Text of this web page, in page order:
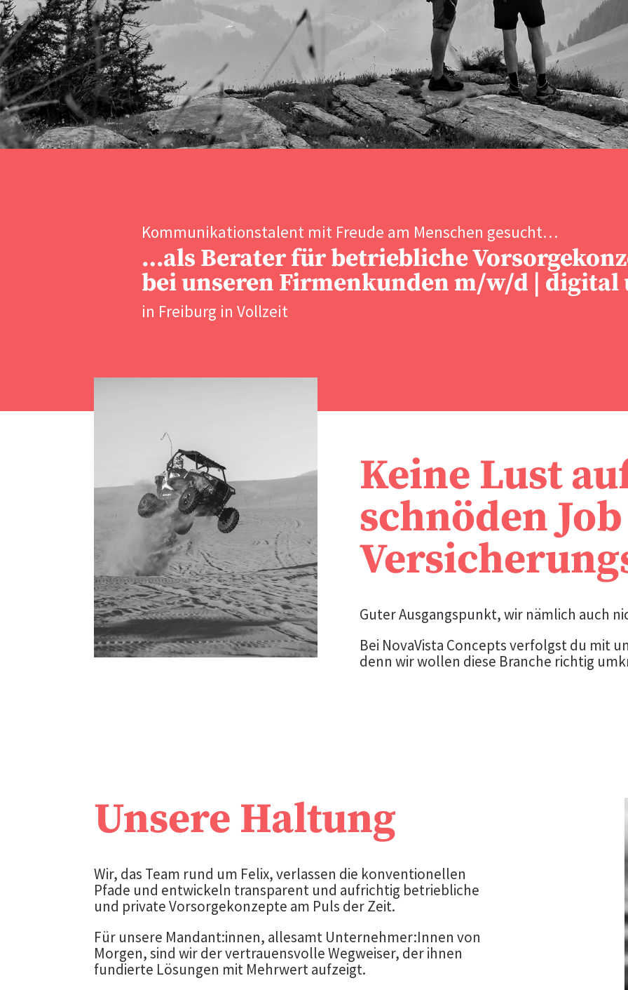
Kommunikationstalent mit Freude am Menschen gesucht…
…als Berater für betriebliche
bei unseren Firmenkunden m/w/d | digital
in Freiburg in Vollzeit
Keine Lust
schnöden
Guter Ausgangspunkt, wir nämlich auch
Bei NovaVista Concepts verfolgst du mit
denn wir wollen diese Branche richtig
Unsere Haltung
Wir, das Team rund um Felix, verlassen die konventionellen
Pfade und entwickeln transparent und aufrichtig betriebliche
und private Vorsorgekonzepte am Puls der Zeit.
Für unsere Mandant:innen, allesamt Unternehmer:Innen von
Morgen, sind wir der vertrauensvolle Wegweiser, der ihnen
fundierte Lösungen mit Mehrwert aufzeigt.